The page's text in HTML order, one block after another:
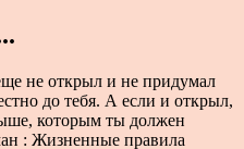
не открыл и не придумал
до тебя. А если и открыл,
которым ты должен
: Жизненные правила